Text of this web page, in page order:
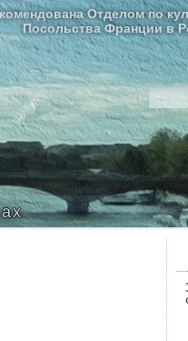
Отделом по
Посольства Франции в